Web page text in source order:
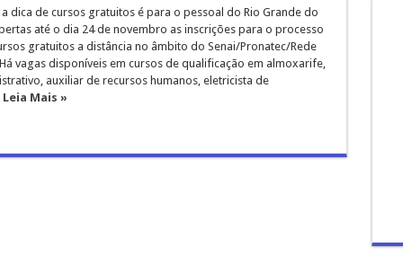
a dica de cursos gratuitos é para o pessoal do Rio Grande do
até o dia 24 de novembro as inscrições para o processo
gratuitos a distância no âmbito do Senai/Pronatec/Rede
Há vagas disponíveis em cursos de qualificação em almoxarife,
auxiliar de recursos humanos, eletricista de
Leia Mais »